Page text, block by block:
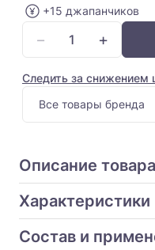
+15 джапанчиков
− +
Следить за снижением
Все товары бренда
Описание товара
Характеристики
Состав и